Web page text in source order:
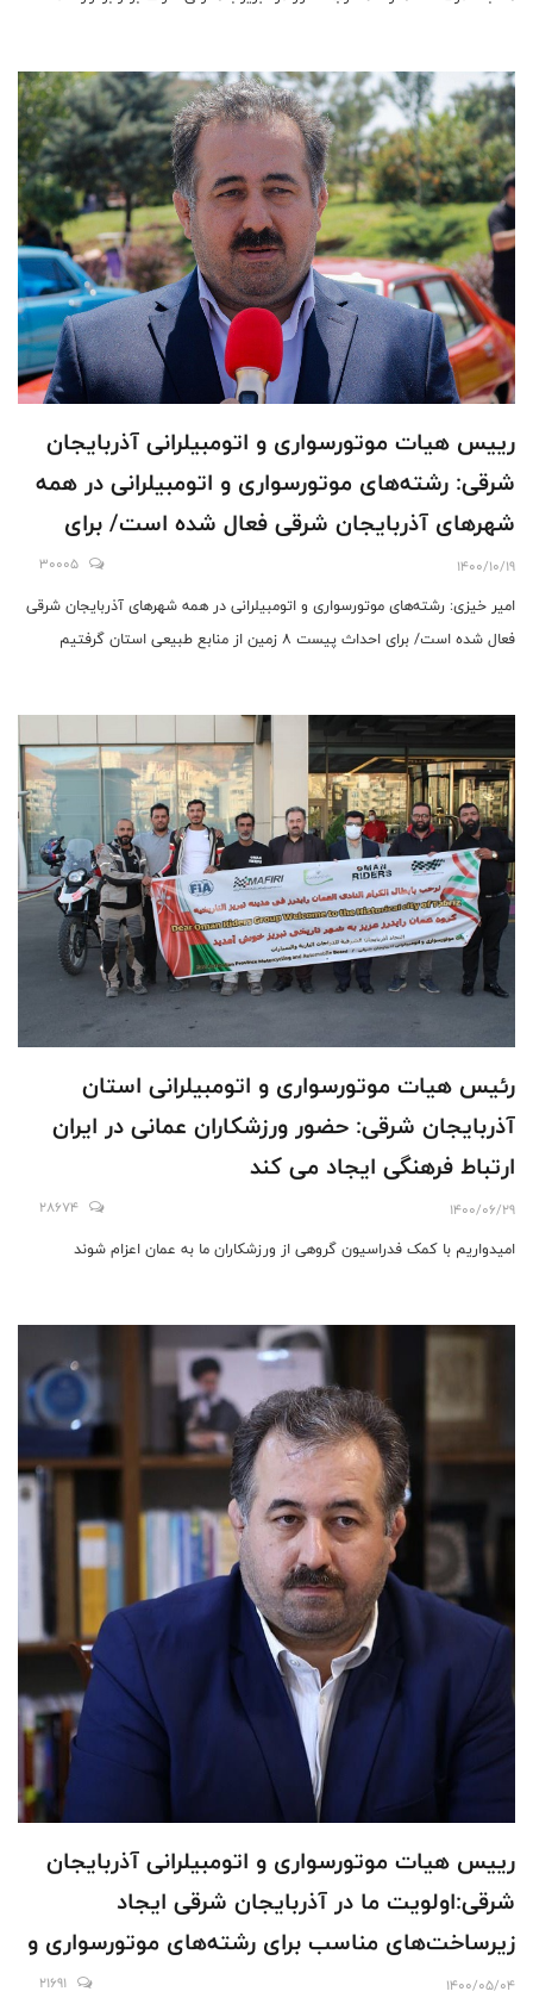
رییس هیات موتورسواری و اتومبیلرانی آذربایجان
شرقی: رشته‌های موتورسواری و اتومبیلرانی در همه
شهرهای آذربایجان شرقی فعال شده است/ برای
احداث پیست ۸ زمین از منابع طبیعی استان گرفتیم
1400/10/19
30005
امیر خیزی: رشته‌های موتورسواری و اتومبیلرانی در همه شهرهای آذربایجان شرقی
فعال شده است/ برای احداث پیست ۸ زمین از منابع طبیعی استان گرفتیم
رئیس هیات موتورسواری و اتومبیلرانی استان
آذربایجان شرقی: حضور ورزشکاران عمانی در ایران
ارتباط فرهنگی ایجاد می کند
1400/06/29
28674
امیدواریم با کمک فدراسیون گروهی از ورزشکاران ما به عمان اعزام شوند
رییس هیات موتورسواری و اتومبیلرانی آذربایجان
شرقی:اولویت ما در آذربایجان شرقی ایجاد
زیرساخت‌های مناسب برای رشته‌های موتورسواری و
اتومبیلرانی است
1400/05/04
21691